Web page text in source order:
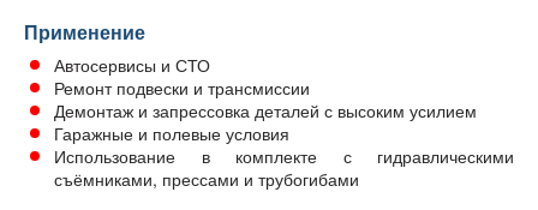
Применение
Автосервисы и СТО
Ремонт подвески и трансмиссии
Демонтаж и запрессовка деталей с высоким усилием
Гаражные и полевые условия
Использование в комплекте с гидравлическими
съёмниками, прессами и трубогибами